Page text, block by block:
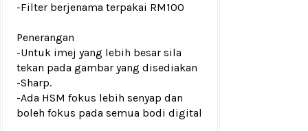
-Filter berjenama terpakai RM100
Penerangan
-Untuk imej yang lebih besar sila
tekan pada gambar yang disediakan
-Sharp.
-Ada HSM fokus lebih senyap dan
boleh fokus pada semua bodi digital